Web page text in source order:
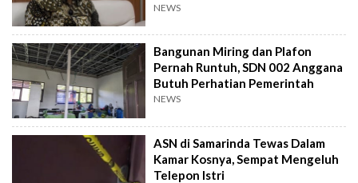
NEWS
Bangunan Miring dan Plafon
Pernah Runtuh, SDN 002 Anggana
Butuh Perhatian Pemerintah
NEWS
ASN di Samarinda Tewas Dalam
Kamar Kosnya, Sempat Mengeluh
Telepon Istri